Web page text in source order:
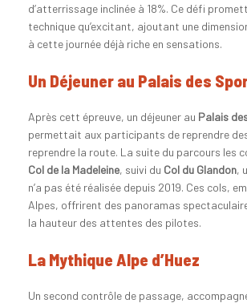
d’atterrissage inclinée à 18%. Ce défi
technique qu’excitant, ajoutant une
à cette journée déjà riche en sensations.
Un Déjeuner au Palais des
Après cett épreuve, un déjeuner au Palais
permettait aux participants de reprendre
reprendre la route. La suite du parcours les
Col de la Madeleine, suivi du Col du Glandon,
n’a pas été réalisée depuis 2019. Ces cols,
Alpes, offrirent des panoramas
la hauteur des attentes des pilotes.
La Mythique Alpe d’Huez
Un second contrôle de passage,